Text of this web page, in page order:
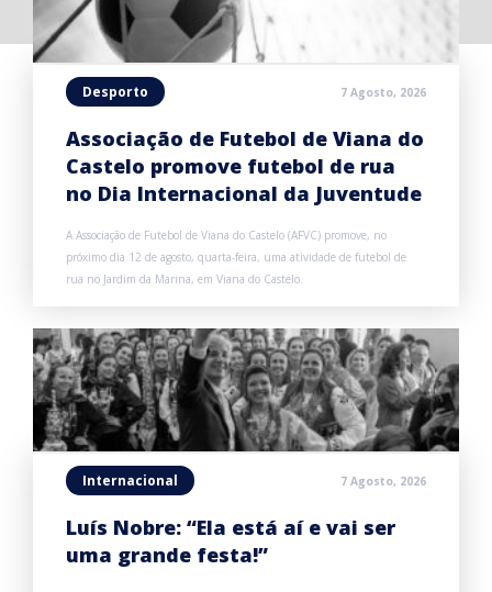
Desporto 7 Agosto, 2026
Associação de Futebol de Viana do
Castelo promove futebol de rua
no Dia Internacional da Juventude
A Associação de Futebol de Viana do Castelo (AFVC) promove, no
próximo dia 12 de agosto, quarta-feira, uma atividade de futebol de
rua no Jardim da Marina, em Viana do Castelo.
Internacional 7 Agosto, 2026
Luís Nobre: “Ela está aí e vai ser
uma grande festa!”